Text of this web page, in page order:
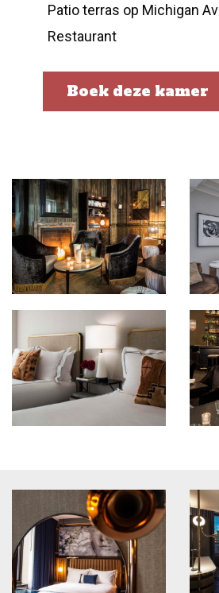
Patio terras op Michigan
Restaurant
Boek deze kamer